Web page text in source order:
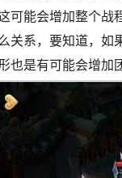
可能会增加整个战
关系，要知道，如
也是有可能会增加